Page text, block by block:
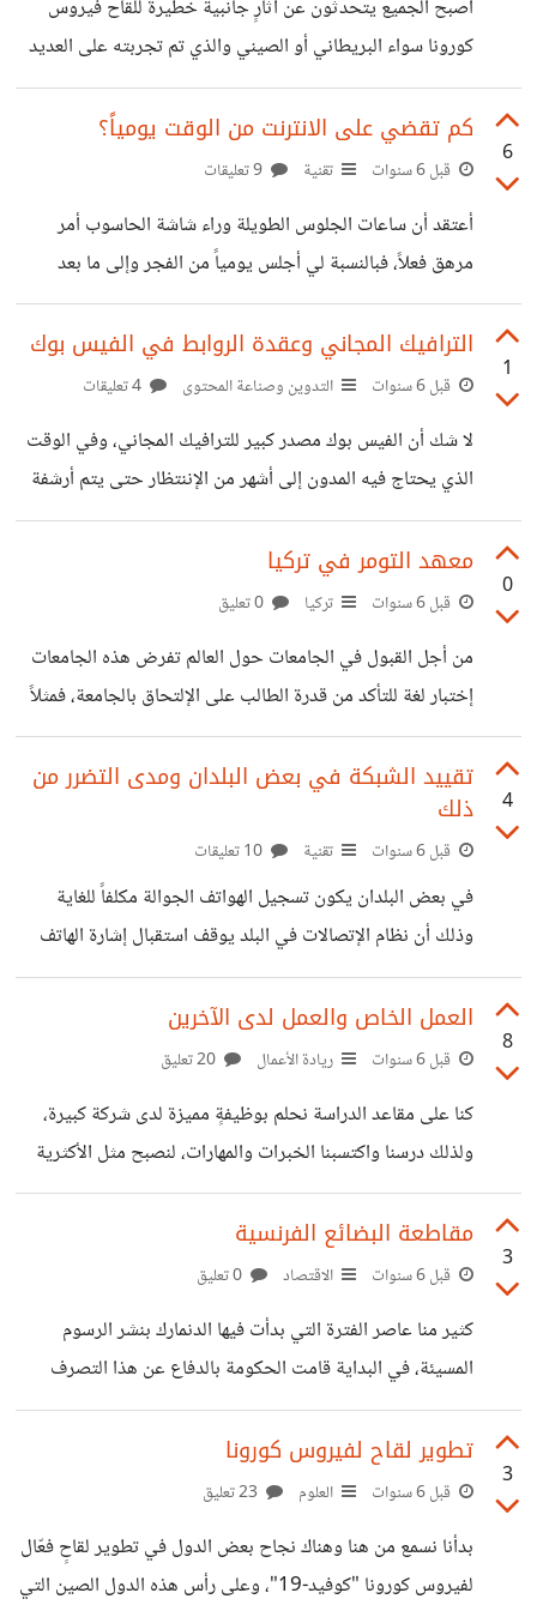
بتقديم الخدمة للعميل وتحصيل المستحقات، ليبدأ العمل من
أصبح الجميع يتحدثون عن آثارٍ جانبية خطيرة للقاح فيروس
كورونا سواء البريطاني أو الصيني والذي تم تجربته على العديد
من البشر ولا زالت التجارب مستمرة. في نفس الوقت الذي تم
الإعلان فيه عن هجمة جديدة للوباء أشد فتكاً من الهجمات
السابقة. لنقل إن إصداراً جديداً من هذا المرض قد انتشر بالفعل
اللقاح ذي الآثار الجانبية الشديدة. كأن العالم يراوح في مكانه
دون أي تقدم يُذكر. هذا يدفعنا للقول بأن
6
كم تقضي على الانترنت من الوقت يومياً؟
قبل 6 سنوات تقنية
أعتقد أن ساعات الجلوس الطويلة وراء شاشة الحاسوب أمر
مرهق فعلاً، فبالنسبة لي أجلس يومياً من الفجر وإلى ما بعد
غروب الشمس وراء شاشة الكمبيوتر، وبالطبع هذا يتضمن عملي
عن بُعد أيضاً.. أحياناً أشعر بآلام في الظهر والرقبة والعينين، رغم
أخذي لفترات استراحة متقطعة لكن في كثير من الأحيان أكون
إحساس بها.. هل تعانون مثل معاناتي؟ خاصة في ظروف الحظر
الذي فرضة انتشار وباء الكورونا هذه الفترة؟ لعل هذا
1
الترافيك المجاني وعقدة الروابط في الفيس بوك
قبل 6 سنوات التدوين وصناعة المحتوى
لا شك أن الفيس بوك مصدر كبير للترافيك المجاني، وفي الوقت
الذي يحتاج فيه المدون إلى أشهر من الإننتظار حتى يتم أرشفة
مقالاته في جوجل وحصوله على ترافيك من محرك البحث،
يستطيع الحصول على ترافيك غزير من مجموعات الفيس بوك
الجاهزة. تكمن المشكلة هنا في أن فيسبوك لا يحب منح الترافيك
للحصول على الترافيك وإلا فاحتمال حظر الرابط من الفيس بوك
وارد جداً. أغلب الدومينات المجانية تتعرض للحظر من
0
معهد التومر في تركيا
قبل 6 سنوات تركيا
من أجل القبول في الجامعات حول العالم تفرض هذه الجامعات
إختبار لغة للتأكد من قدرة الطالب على الإلتحاق بالجامعة، فمثلاً
بالنسبة للجامعات البريطانية تفرض اختبار ILETS والجامعات
الأمريكية اختبار TOFEL أما بالنسبة للجامعات التركية فاختبارها
ومركزه أنقرة وفيما يلي معلومات مفصلة عن معهد التومر:
https://malumat5.blogspot.com/2019/06/Inform
ation-about-the-Tomer-Institute.html
4
تقييد الشبكة في بعض البلدان ومدى التضرر من
ذلك
قبل 6 سنوات تقنية
في بعض البلدان يكون تسجيل الهواتف الجوالة مكلفاً للغاية
وذلك أن نظام الإتصالات في البلد يوقف استقبال إشارة الهاتف
الذي لم يسجل لديه، وطبعاً يتطلب التسجيل دفع مبلغ كبير نسبياً
قد يفوق ثمن الهاتف! قد تأتي إلى تركيا مثلاً ومعك هاتفك النقال
وعندها تمنحك شركة الإتصالات حوالي 4 شهور لتقوم بتسجيل
الشبكة على الهاتف. في الواقع مبلغ التقييد أصبح كبيراً ولهذا
يلجأ الكثير من الناس إلى تغيير رقم "الإيمي" للهاتف
8
العمل الخاص والعمل لدى الآخرين
قبل 6 سنوات ريادة الأعمال
كنا على مقاعد الدراسة نحلم بوظيفةٍ مميزة لدى شركة كبيرة،
ولذلك درسنا واكتسبنا الخبرات والمهارات، لنصبح مثل الأكثرية
في مجتمعنا نسعى للعمل لدى الآخرين. سواء أكان العمل لدى
شركة مرموقة أم في دكان صغير يظل المبدأ واحد وهو "العمل
لحساب الغير" مع الأسف الشديد المدارس والجامعات والمعاهد
ونظام التعليم لدينا يخرّج أجراء لدى الآخرين. هذا هو النظام
الرأسمالي الذي يحصر الثروة في أيدي القلة من الناس، وهذه
القلة هي التي
3
مقاطعة البضائع الفرنسية
قبل 6 سنوات الاقتصاد
كثير منا عاصر الفترة التي بدأت فيها الدنمارك بنشر الرسوم
المسيئة، في البداية قامت الحكومة بالدفاع عن هذا التصرف
تحت بند حرية التعبير، ولكن مع مقاطعة المسلمين للمنتجات
الدنماركية والتأثر الشديد للاقتصاد والشركات الدنماركية
بالمقاطعة كانت عملية منع تلك الرسوم وقيام الحكومة بالاعتذار
السعي وراء الاحتفاظ بكرسيه الرئاسي أعماه عن حقيقة أن
الاقتصاد الفرنسي سيتعرض لهزة كبيرة قد تطيح بكرسي ماكرون
3
تطوير لقاح لفيروس كورونا
قبل 6 سنوات العلوم
بدأنا نسمع من هنا وهناك نجاح بعض الدول في تطوير لقاحٍ فعّال
لفيروس كورونا "كوفيد-19"، وعلى رأس هذه الدول الصين التي